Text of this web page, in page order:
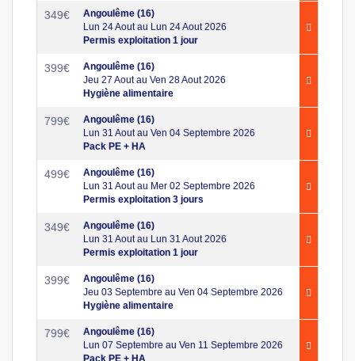
349€
Angoulême (16)
Lun 24 Aout au Lun 24 Aout 2026
Permis exploitation 1 jour
399€
Angoulême (16)
Jeu 27 Aout au Ven 28 Aout 2026
Hygiène alimentaire
799€
Angoulême (16)
Lun 31 Aout au Ven 04 Septembre 2026
Pack PE + HA
499€
Angoulême (16)
Lun 31 Aout au Mer 02 Septembre 2026
Permis exploitation 3 jours
349€
Angoulême (16)
Lun 31 Aout au Lun 31 Aout 2026
Permis exploitation 1 jour
399€
Angoulême (16)
Jeu 03 Septembre au Ven 04 Septembre 2026
Hygiène alimentaire
799€
Angoulême (16)
Lun 07 Septembre au Ven 11 Septembre 2026
Pack PE + HA